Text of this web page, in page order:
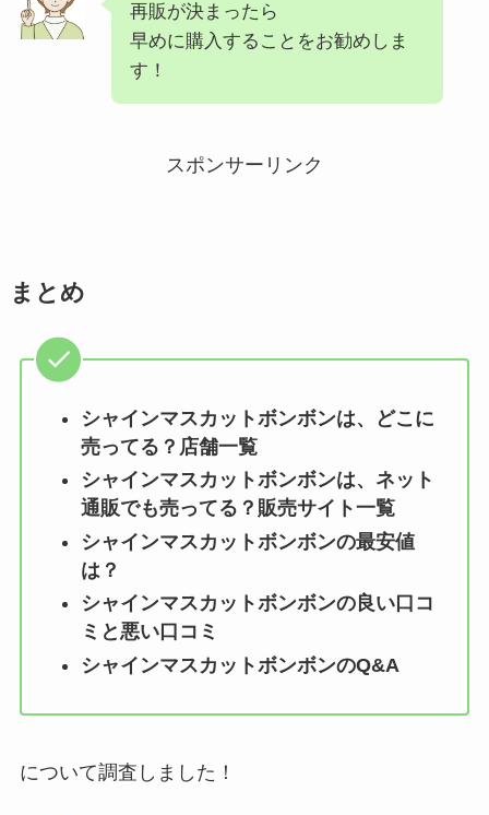
再販が決まったら
早めに購入することをお勧めしま
す！
スポンサーリンク
まとめ
シャインマスカットボンボンは、どこに
売ってる？店舗一覧
シャインマスカットボンボンは、ネット
通販でも売ってる？販売サイト一覧
シャインマスカットボンボンの最安値
は？
シャインマスカットボンボンの良い口コ
ミと悪い口コミ
シャインマスカットボンボンのQ&A
について調査しました！